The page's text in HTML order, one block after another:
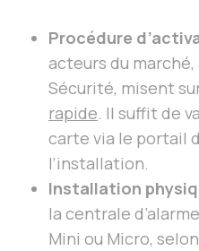
Procédure
acteurs du marché,
Sécurité, misent
rapide. Il suffit de
carte via le portail
l’installation.
Installation
la centrale
Mini ou Micro,